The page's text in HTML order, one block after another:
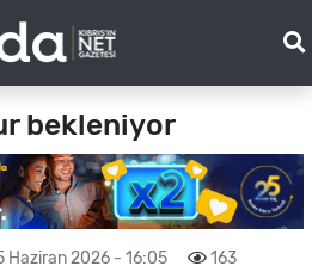
bekleniyor
Haziran 2026 - 16:05 163